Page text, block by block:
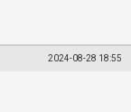
2024-08-28 18:55